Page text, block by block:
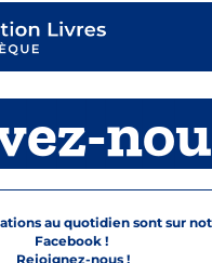
au quotidien sont sur
Facebook !